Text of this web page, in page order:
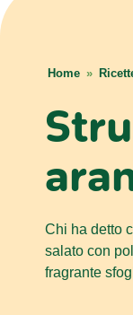
Home »
Chi ha detto
salato con
fragrante